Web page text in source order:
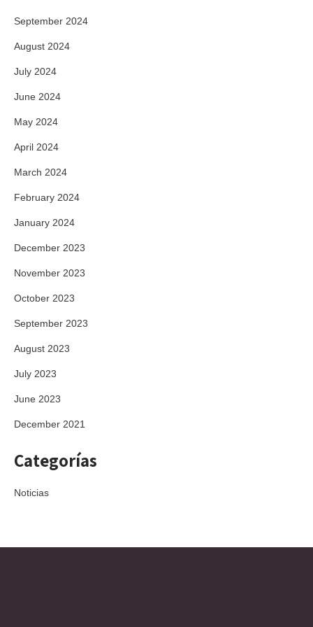
September 2024
August 2024
July 2024
June 2024
May 2024
April 2024
March 2024
February 2024
January 2024
December 2023
November 2023
October 2023
September 2023
August 2023
July 2023
June 2023
December 2021
Categorías
Noticias